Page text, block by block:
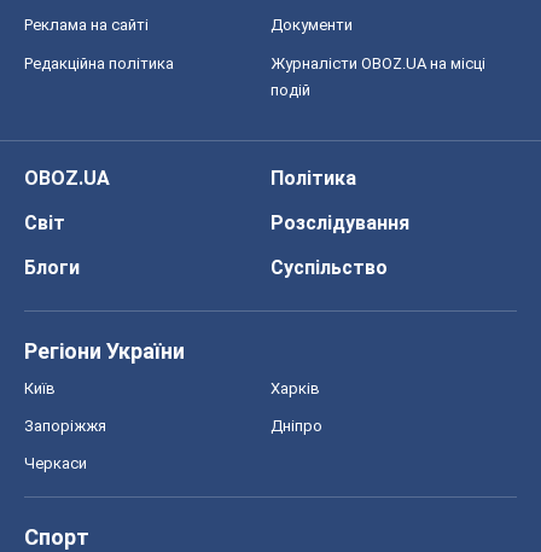
Реклама на сайті Документи
Редакційна політика
Журналісти OBOZ.UA на місці
подій
OBOZ.UA
Політика
Світ
Розслідування
Блоги
Суспільство
Регіони України
Київ Харків
Запоріжжя Дніпро
Черкаси
Спорт